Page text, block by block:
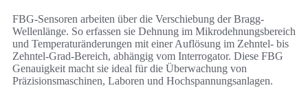
FBG-Sensoren arbeiten über die Verschiebung der Bragg-
Wellenlänge. So erfassen sie Dehnung im Mikrodehnungsbereich
und Temperaturänderungen mit einer Auflösung im Zehntel- bis
Zehntel-Grad-Bereich, abhängig vom Interrogator. Diese FBG
Genauigkeit macht sie ideal für die Überwachung von
Präzisionsmaschinen, Laboren und Hochspannungsanlagen.